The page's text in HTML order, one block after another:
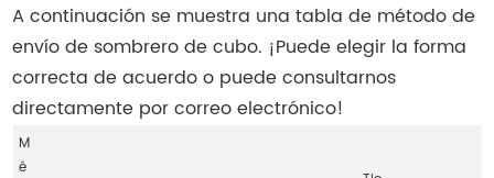
A continuación se muestra una tabla de método de
envío de sombrero de cubo. ¡Puede elegir la forma
correcta de acuerdo o puede consultarnos
directamente por correo electrónico!
M
é